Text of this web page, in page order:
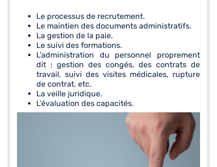
Le processus de recrutement.
Le maintien des documents administratifs.
La gestion de la paie.
Le suivi des formations.
L’administration du personnel proprement
dit : gestion des congés, des contrats de
travail, suivi des visites médicales, rupture
de contrat, etc.
La veille juridique.
L’évaluation des capacités.